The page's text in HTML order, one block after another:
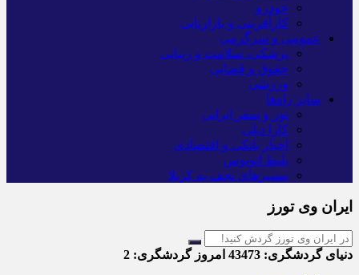
خودرو
کارآفرینی و بازاریابی
عمومی و سرگرمی
پزشکی، سلامت و زیبایی
حقوق و قضایی
ورزشی
سایر راه‌ها
تور و سفر ایرانی
کارا دیلی
اخبار بانکی و اقتصادی
بلیط اتوبوس
مسیرهای نجف به کربلا
ایران وی تورز
دنیای گردشگری: امروز گردشگری: